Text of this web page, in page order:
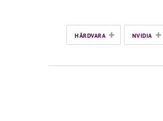
HÅRDVARA + NVIDIA +